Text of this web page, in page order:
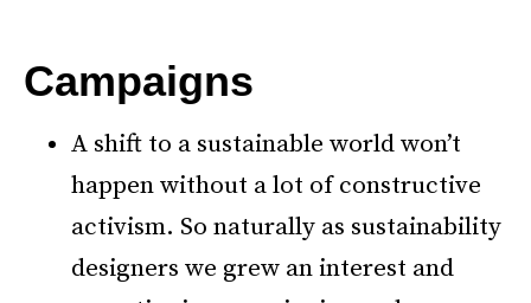
Campaigns
A shift to a sustainable world won’t
happen without a lot of constructive
activism. So naturally as sustainability
designers we grew an interest and